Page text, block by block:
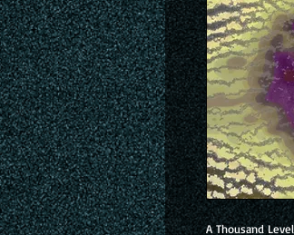
A Thousand